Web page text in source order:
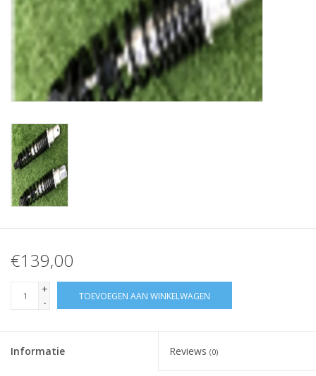
€139,00
+
-
TOEVOEGEN AAN WINKELWAGEN
Informatie Reviews (0)